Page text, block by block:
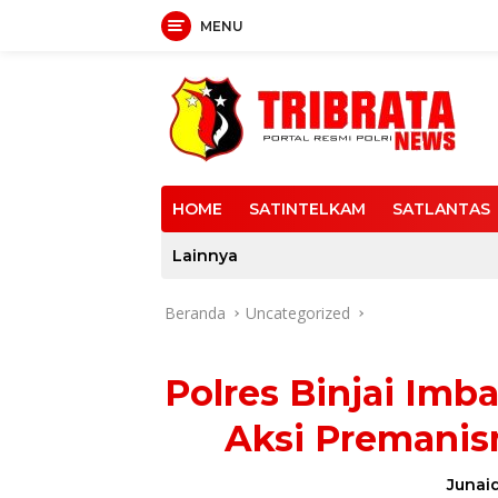
MENU
HOME SATINTELKAM SATLANTAS
Lainnya
Beranda Uncategorized
Polres Binjai
Aksi